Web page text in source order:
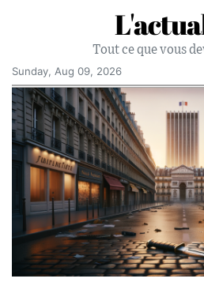
Tout ce que vous
Sunday, Aug 09, 2026